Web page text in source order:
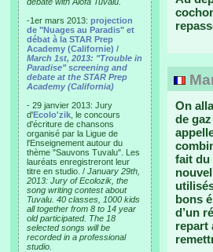
-1er mars 2013: projection
de "Nuages au Paradis" et
débat à la STAR Prep
Academy (Californie) /
March 1st, 2013: "Trouble in
Paradise" screening and
debate at the STAR Prep
Academy (California)
- 29 janvier 2013: Jury
d'Ecolo'zik , le concours
d'écriture de chansons
organisé par la Ligue de
l'Enseignement autour du
thème "Sauvons Tuvalu". Les
lauréats enregistreront leur
titre en studio. / January 29th,
2013: Jury of Ecolozik, the
song writing contest about
Tuvalu. 40 classes, 1000 kids
all together from 8 to 14 year
old participated. The 18
selected songs will be
recorded in a professional
studio.
On
de
fait du
bons
d’un
repart